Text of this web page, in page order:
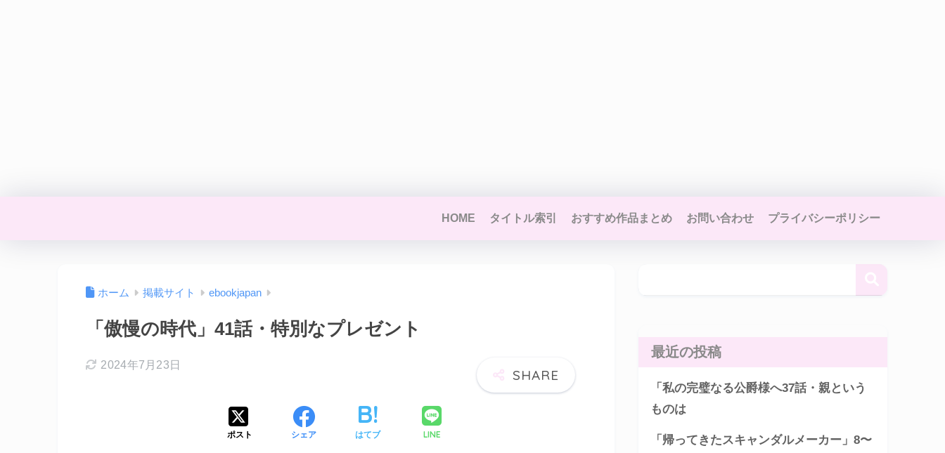
HOME タイトル索引 おすすめ作品まとめ お問い合わせ プライバシーポリシー
ホーム 掲載サイト ebookjapan
「傲慢の時代」41話・特別なプレゼント
2024年7月23日
ポスト シェア はてブ LINE
最近の投稿
「私の完璧なる公爵様へ37話・親という
ものは
「帰ってきたスキャンダルメーカー」8〜